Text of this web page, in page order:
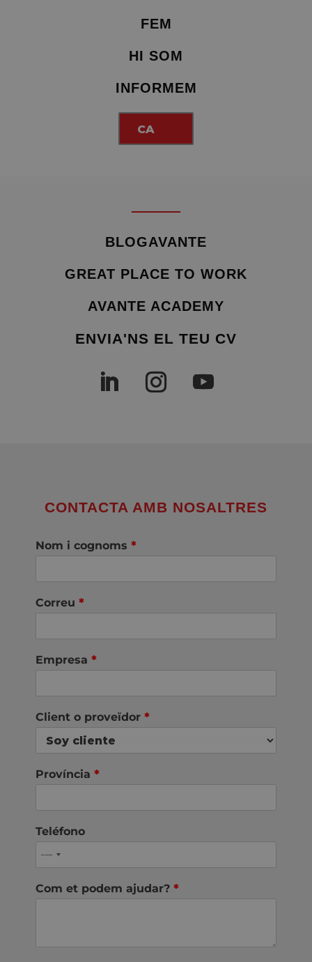
FEM
HI SOM
INFORMEM
CA
BLOGAVANTE
GREAT PLACE TO WORK
AVANTE ACADEMY
ENVIA'NS EL TEU CV
CONTACTA AMB NOSALTRES
Nom i cognoms *
Correu *
Empresa *
Client o proveïdor *
Província *
Teléfono
Com et podem ajudar? *